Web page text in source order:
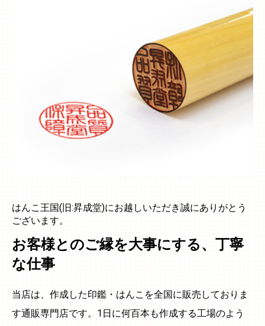
はんこ王国(旧:昇成堂)にお越しいただき誠にありがとう
ございます。
お客様とのご縁を大事にする、丁寧
な仕事
当店は、作成した印鑑・はんこを全国に販売しておりま
す通販専門店です。1日に何百本も作成する工場のよう